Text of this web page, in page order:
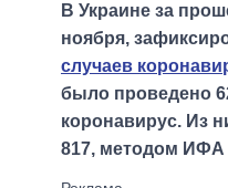
В Украине за
ноября,
случаев
было проведено
коронавирус. Из
817, методом ИФА